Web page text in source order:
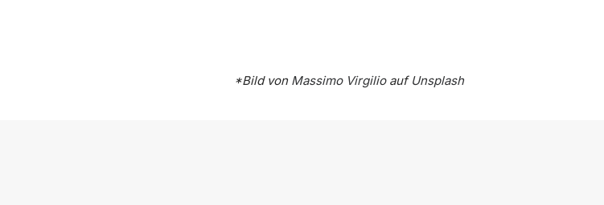
*Bild von Massimo Virgilioauf Unsplash